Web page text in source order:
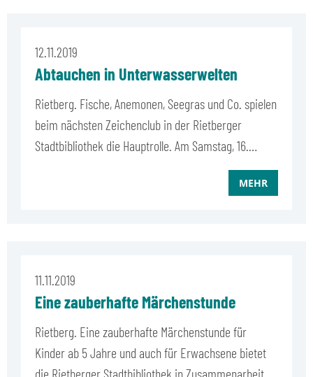
12.11.2019
Abtauchen in Unterwasserwelten
Rietberg. Fische, Anemonen, Seegras und Co. spielen
beim nächsten Zeichenclub in der Rietberger
Stadtbibliothek die Hauptrolle. Am Samstag, 16.…
MEHR
11.11.2019
Eine zauberhafte Märchenstunde
Rietberg. Eine zauberhafte Märchenstunde für
Kinder ab 5 Jahre und auch für Erwachsene bietet
die Rietberger Stadtbibliothek in Zusammenarbeit